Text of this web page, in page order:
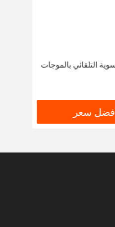
التلقائي بالموجات
سعر